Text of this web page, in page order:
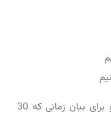
کلمه “buçuk” به معنی “نیم” است و برای بیان زمانی که 30